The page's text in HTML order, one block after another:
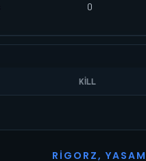
0
KILL
R I G O R Z, YASAM